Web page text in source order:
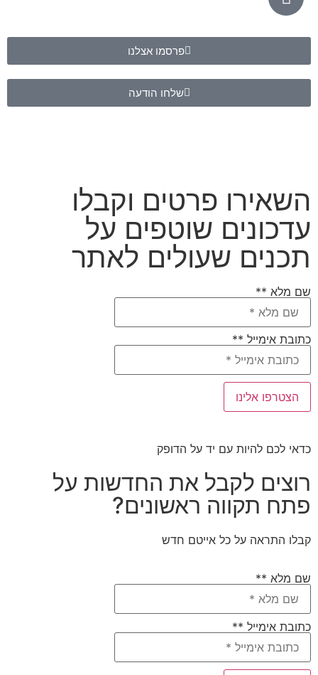
פרסמו אצלנו
שלחו הודעה
השאירו פרטים וקבלו
עדכונים שוטפים על
תכנים שעולים לאתר
שם מלא **
כתובת אימייל **
כדאי לכם להיות עם יד על הדופק
רוצים לקבל את החדשות על
פתח תקווה ראשונים?
קבלו התראה על כל אייטם חדש
שם מלא **
כתובת אימייל **